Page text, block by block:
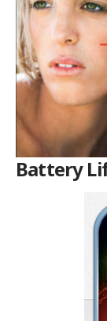
Battery